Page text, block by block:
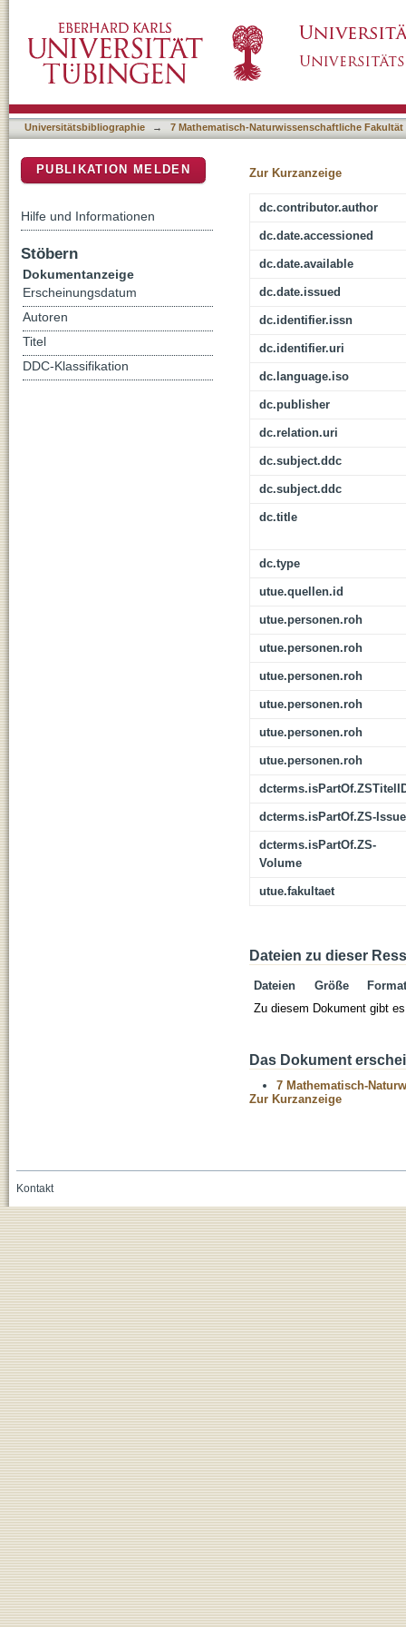
transient in the Large Magellanic Cloud
Universitätsbibliographie → 7 Mathematisch-Naturwissenschaftliche Fakultät
Zur Kurzanzeige
dc.contributor.author
dc.date.accessioned
dc.date.available
dc.date.issued
dc.identifier.issn
dc.identifier.uri
dc.language.iso
dc.publisher
dc.relation.uri
dc.subject.ddc
dc.subject.ddc
dc.title
dc.type
utue.quellen.id
utue.personen.roh
utue.personen.roh
utue.personen.roh
utue.personen.roh
utue.personen.roh
utue.personen.roh
dcterms.isPartOf.ZS-Issue
dcterms.isPartOf.ZS-
Volume
utue.fakultaet
Dateien zu dieser
Dateien Größe
Format
Zu diesem Dokument gibt
Das Dokument
7 Mathematisch-
Zur Kurzanzeige
PUBLIKATION MELDEN
Hilfe und Informationen
Stöbern
Dokumentanzeige
Erscheinungsdatum
Autoren
Titel
DDC-Klassifikation
Kontakt